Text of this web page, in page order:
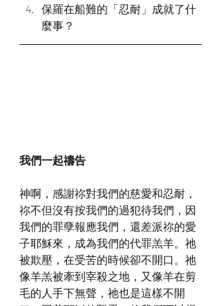
保羅在船難的「忍耐」成就了什
麼事？
我們一起禱告
神啊，感謝祢對我們的慈愛和忍耐，
祢不但沒有按我們的過犯待我們，因
我們的罪孽報應我們，還差派祢的愛
子耶穌來，成為我們的代罪羔羊。祂
被欺壓，在受苦的時候卻不開口。祂
像羊羔被牽到宰殺之地，又像羊在剪
毛的人手下無聲，祂也是這樣不開